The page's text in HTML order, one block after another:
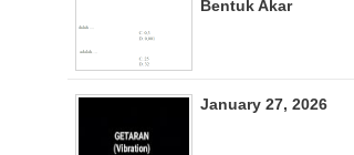
Bentuk Akar
January 27, 2026